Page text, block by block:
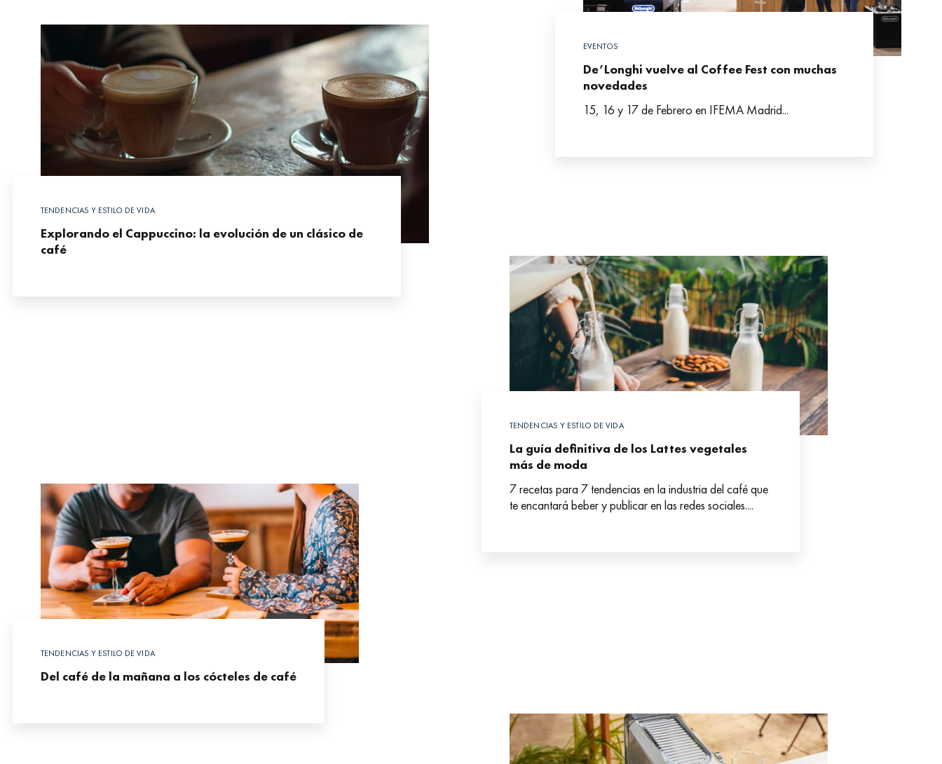
EVENTOS
De’Longhi vuelve al Coffee Fest con muchas
novedades
15, 16 y 17 de Febrero en IFEMA Madrid...
TENDENCIAS Y ESTILO DE VIDA
Explorando el Cappuccino: la evolución de un clásico de
café
TENDENCIAS Y ESTILO DE VIDA
La guía definitiva de los Lattes vegetales
más de moda
7 recetas para 7 tendencias en la industria del café que
te encantará beber y publicar en las redes sociales....
TENDENCIAS Y ESTILO DE VIDA
Del café de la mañana a los cócteles de café